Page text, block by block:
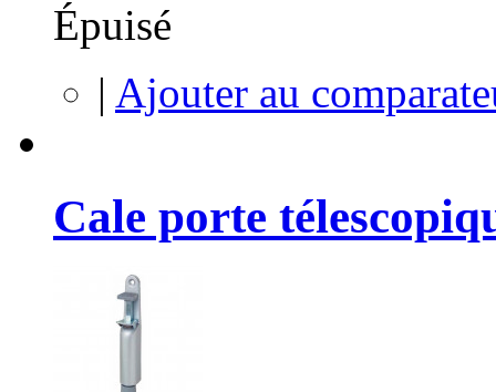
Épuisé
| Ajouter au
Cale porte